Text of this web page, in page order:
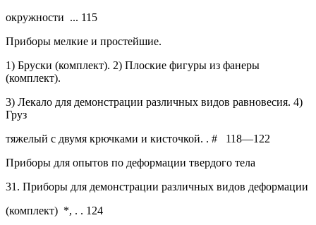
окружности ... 115
Приборы мелкие и простейшие.
1) Бруски (комплект). 2) Плоские фигуры из фанеры
(комплект).
3) Лекало для демонстрации различных видов равновесия. 4)
Груз
тяжелый с двумя крючками и кисточкой. . #
118—122
Приборы для опытов по деформации твердого тела
31. Приборы для демонстрации различных видов деформации
(комплект) *, . . 124